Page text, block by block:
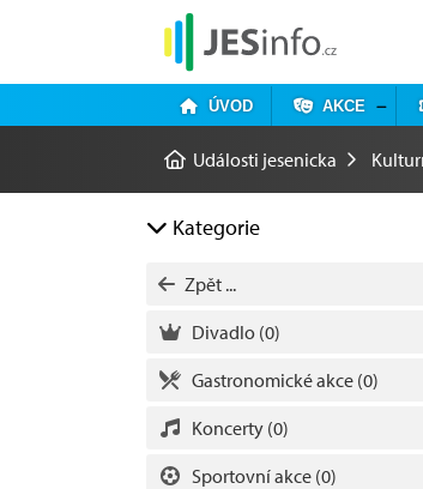
ÚVOD AKCE
Události jesenicka
Kategorie
Zpět ...
Divadlo (0)
Gastronomické akce (0)
Koncerty (0)
Sportovní akce (0)